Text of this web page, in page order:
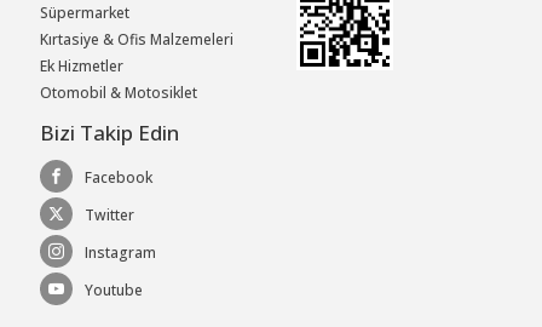
Süpermarket
Kırtasiye & Ofis Malzemeleri
Ek Hizmetler
Otomobil & Motosiklet
Bizi Takip Edin
Facebook
Twitter
Instagram
Youtube